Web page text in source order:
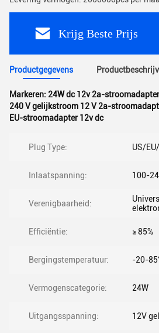
Krijg Beste Prijs
Productgegevens
Markeren: 24W dc 12v 2a-stroomadapter
240 V gelijkstroom 12 V 2a-
EU-stroomadapter 12v dc
Plug Type: US/
Inlaatspanning: 100-
Verenigbaarheid:
Efficiëntie: ≥ 85%
Bergingstemperatuur: -20-
Vermogenscategorie: 24W
Uitgangsspanning: 12V